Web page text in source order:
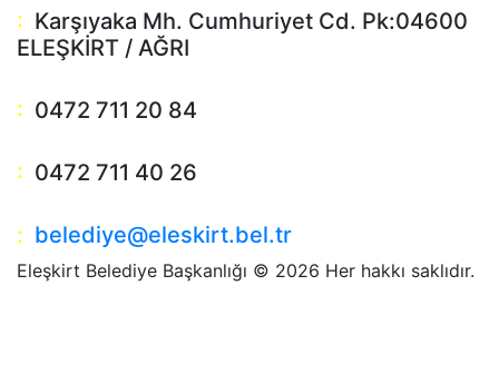
: Karşıyaka Mh. Cumhuriyet Cd. Pk:04600
ELEŞKİRT / AĞRI
: 0472 711 20 84
: 0472 711 40 26
: belediye@eleskirt.bel.tr
Eleşkirt Belediye Başkanlığı © 2026 Her hakkı saklıdır.